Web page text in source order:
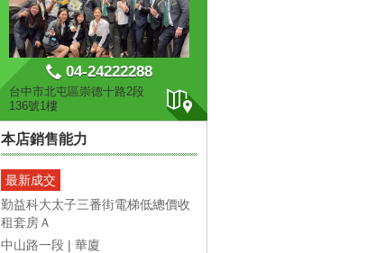
04-24222288
台中市北屯區崇德十路2段
136號1樓
本店銷售能力
最新成交
勤益科大太子三番街電梯低總價收
租套房Ａ
中山路一段
華廈